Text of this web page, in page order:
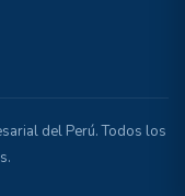
del Perú. Todos los